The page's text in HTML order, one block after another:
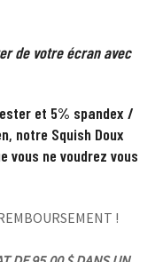
de votre écran avec
et 5% spandex /
notre Squish Doux
vous ne voudrez vous
!